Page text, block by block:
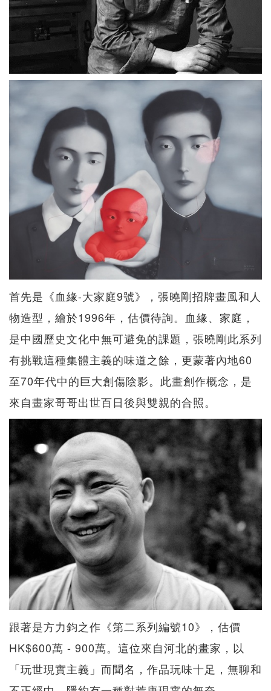
首先是《血緣-大家庭9號》，張曉剛招牌畫風和人
物造型，繪於1996年，估價待詢。血緣、家庭，
是中國歷史文化中無可避免的課題，張曉剛此系列
有挑戰這種集體主義的味道之餘，更蒙著內地60
至70年代中的巨大創傷陰影。此畫創作概念，是
來自畫家哥哥出世百日後與雙親的合照。
跟著是方力鈞之作《第二系列編號10》，估價
HK$600萬 - 900萬。這位來自河北的畫家，以
「玩世現實主義」而聞名，作品玩味十足，無聊和